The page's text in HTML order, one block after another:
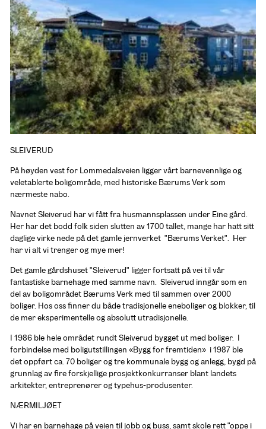
SLEIVERUD
På høyden vest for Lommedalsveien ligger vårt barnevennlige og
veletablerte boligområde, med historiske Bærums Verk som
nærmeste nabo.
Navnet Sleiverud har vi fått fra husmannsplassen under Eine gård.
Her har det bodd folk siden slutten av 1700 tallet, mange har hatt sitt
daglige virke nede på det gamle jernverket  "Bærums Verket".  Her
har vi alt vi trenger og mye mer!
Det gamle gårdshuset "Sleiverud" ligger fortsatt på vei til vår
fantastiske barnehage med samme navn.  Sleiverud inngår som en
del av boligområdet Bærums Verk med til sammen over 2000
boliger. Hos oss finner du både tradisjonelle eneboliger og blokker, til
de mer eksperimentelle og absolutt utradisjonelle.
I 1986 ble hele området rundt Sleiverud bygget ut med boliger.  I
forbindelse med boligutstillingen «Bygg for fremtiden»  i 1987 ble
det oppført ca. 70 boliger og tre kommunale bygg og anlegg, bygd på
grunnlag av fire forskjellige prosjektkonkurranser blant landets
arkitekter, entreprenører og typehus-produsenter.
NÆRMILJØET
Vi har en barnehage på veien til jobb og buss, samt skole rett "oppe i